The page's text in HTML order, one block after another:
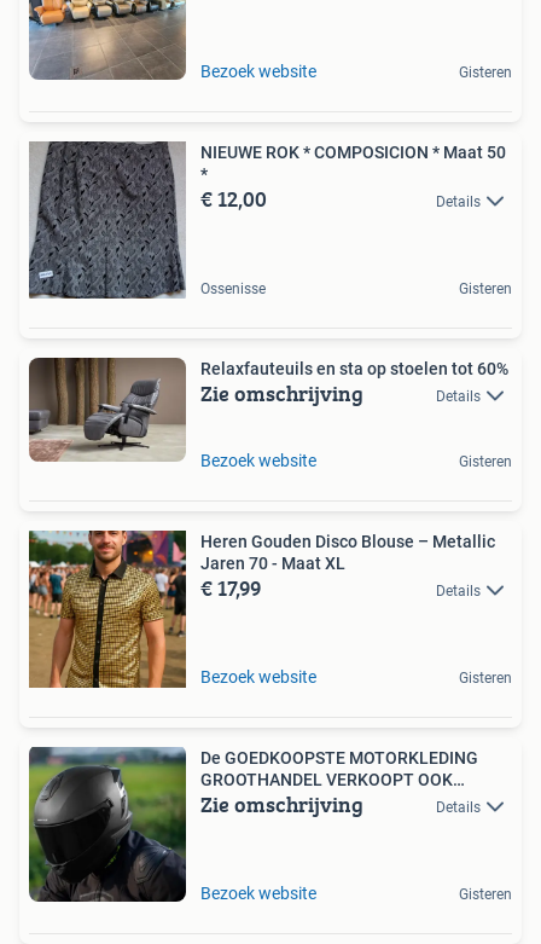
Bezoek website Gisteren
NIEUWE ROK * COMPOSICION * Maat 50
*
€ 12,00 Details
Ossenisse Gisteren
Relaxfauteuils en sta op stoelen tot 60%
Zie omschrijving Details
Bezoek website Gisteren
Heren Gouden Disco Blouse – Metallic
Jaren 70 - Maat XL
€ 17,99 Details
Bezoek website Gisteren
De GOEDKOOPSTE MOTORKLEDING
GROOTHANDEL VERKOOPT OOK
HELMEN
Zie omschrijving Details
Bezoek website Gisteren